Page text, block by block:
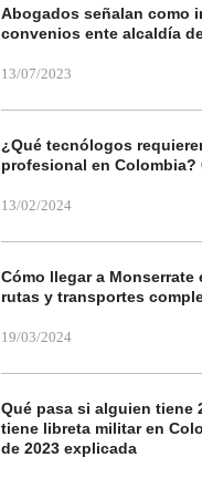
Abogados señalan como
convenios ente alcaldía
13/07/2023
¿Qué tecnólogos
profesional en Colombia?
13/02/2024
Cómo llegar a Monserrate
rutas y transportes
19/03/2024
Qué pasa si alguien tiene
tiene libreta militar en
de 2023 explicada